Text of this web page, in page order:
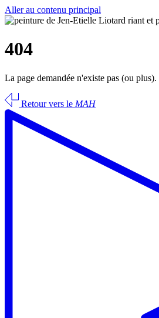
Aller au contenu principal
404
La page demandée n'existe pas (ou plus).
Retour vers le MAH